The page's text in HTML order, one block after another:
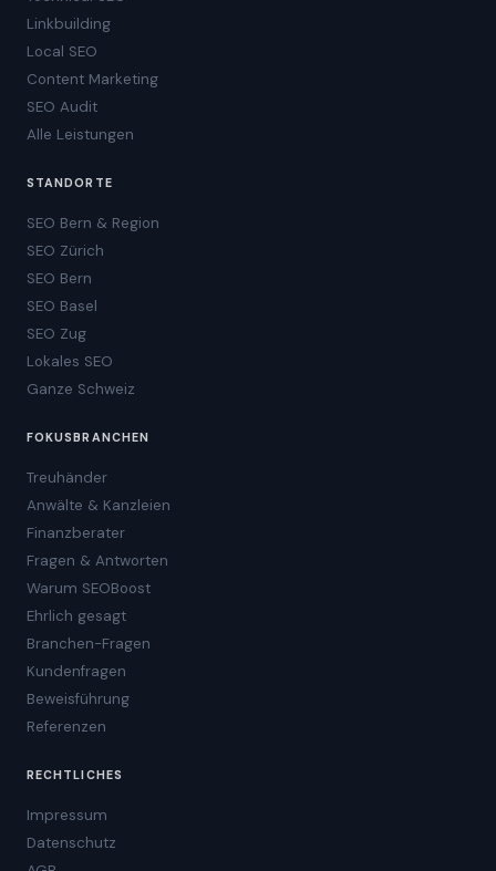
Linkbuilding
Local SEO
Content Marketing
SEO Audit
Alle Leistungen
STANDORTE
SEO Bern & Region
SEO Zürich
SEO Bern
SEO Basel
SEO Zug
Lokales SEO
Ganze Schweiz
FOKUSBRANCHEN
Treuhänder
Anwälte & Kanzleien
Finanzberater
Fragen & Antworten
Warum SEOBoost
Ehrlich gesagt
Branchen-Fragen
Kundenfragen
Beweisführung
Referenzen
RECHTLICHES
Impressum
Datenschutz